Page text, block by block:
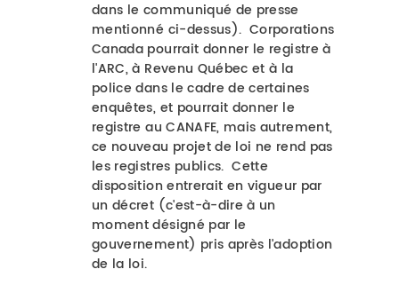
dans le communiqué de presse
mentionné ci-dessus). Corporations
Canada pourrait donner le registre à
l'ARC, à Revenu Québec et à la
police dans le cadre de certaines
enquêtes, et pourrait donner le
registre au CANAFE, mais autrement,
ce nouveau projet de loi ne rend pas
les registres publics. Cette
disposition entrerait en vigueur par
un décret (c'est-à-dire à un
moment désigné par le
gouvernement) pris après l'adoption
de la loi.